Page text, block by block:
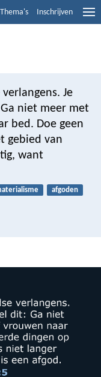
Thema's Inschrijven
Je
niet meer met
bed. Doe geen
gebied van
want
afgoden